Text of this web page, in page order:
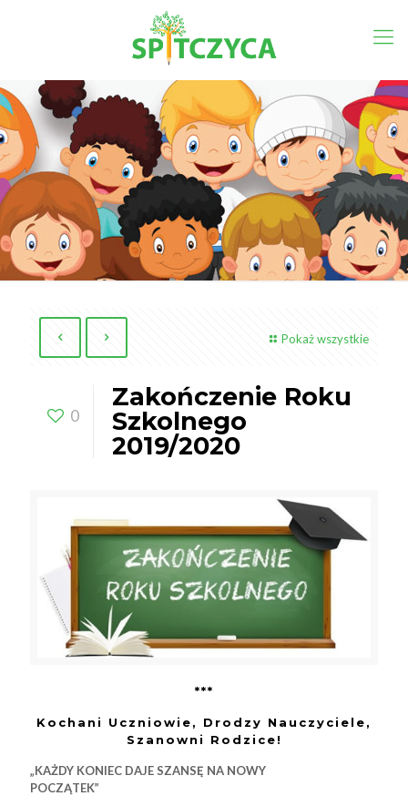
Pokaż wszystkie
0
Zakończenie Roku
Szkolnego
2019/2020
***
Kochani Uczniowie, Drodzy Nauczyciele,
Szanowni Rodzice!
„KAŻDY KONIEC DAJE SZANSĘ NA NOWY
POCZĄTEK”